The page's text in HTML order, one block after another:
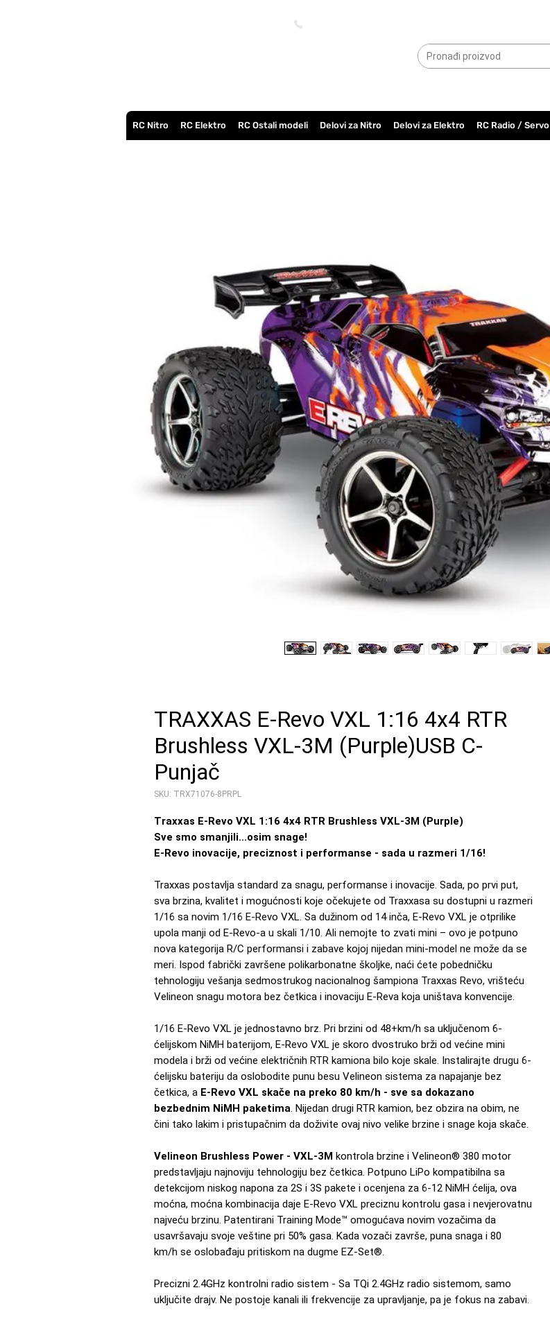
RC Nitro RC Elektro RC Ostali modeli Delovi za Nitro Delovi za Elektro RC Radio / Servo
TRAXXAS E-Revo VXL 1:16 4x4 RTR
Brushless VXL-3M (Purple)USB C-
Punjаč
SKU: TRX71076-8PRPL
Traxxas E-Revo VXL 1:16 4x4 RTR Brushless VXL-3M (Purple)
Sve smo smanjili...osim snage!
E-Revo inovacije, preciznost i performanse - sada u razmeri 1/16!
Traxxas postavlja standard za snagu, performanse i inovacije. Sada, po prvi put,
sva brzina, kvalitet i mogućnosti koje očekujete od Traxxasa su dostupni u razmeri
1/16 sa novim 1/16 E-Revo VXL. Sa dužinom od 14 inča, E-Revo VXL je otprilike
upola manji od E-Revo-a u skali 1/10. Ali nemojte to zvati mini – ovo je potpuno
nova kategorija R/C performansi i zabave kojoj nijedan mini-model ne može da se
meri. Ispod fabrički završene polikarbonatne školjke, naći ćete pobedničku
tehnologiju vešanja sedmostrukog nacionalnog šampiona Traxxas Revo, vrišteću
Velineon snagu motora bez četkica i inovaciju E-Reva koja uništava konvencije.
1/16 E-Revo VXL je jednostavno brz. Pri brzini od 48+km/h sa uključenom 6-
ćelijskom NiMH baterijom, E-Revo VXL je skoro dvostruko brži od većine mini
modela i brži od većine električnih RTR kamiona bilo koje skale. Instalirajte drugu 6-
ćelijsku bateriju da oslobodite punu besu Velineon sistema za napajanje bez
četkica, a E-Revo VXL skače na preko 80 km/h - sve sa dokazano
bezbednim NiMH paketima. Nijedan drugi RTR kamion, bez obzira na obim, ne
čini tako lakim i pristupačnim da doživite ovaj nivo velike brzine i snage koja skače.
Velineon Brushless Power - VXL-3M kontrola brzine i Velineon® 380 motor
predstavljaju najnoviju tehnologiju bez četkica. Potpuno LiPo kompatibilna sa
detekcijom niskog napona za 2S i 3S pakete i ocenjena za 6-12 NiMH ćelija, ova
moćna, moćna kombinacija daje E-Revo VXL preciznu kontrolu gasa i nevjerovatnu
najveću brzinu. Patentirani Training Mode™ omogućava novim vozačima da
usavršavaju svoje veštine pri 50% gasa. Kada vozači završe, puna snaga i 80
km/h se oslobađaju pritiskom na dugme EZ-Set®.
Precizni 2.4GHz kontrolni radio sistem - Sa TQi 2.4GHz radio sistemom, samo
uključite drajv. Ne postoje kanali ili frekvencije za upravljanje, pa je fokus na zabavi.